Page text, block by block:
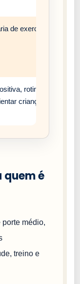
de exercício,
rotina estável e
crianças a
quem é
médio,
treino e